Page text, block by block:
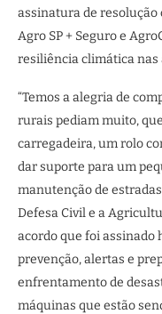
assinatura de
Agro SP + Seguro e
resiliência climática nas
“Temos a alegria de
rurais pediam muito,
carregadeira, um rolo
dar suporte para um
manutenção de
Defesa Civil e a
acordo que foi assinado
prevenção, alertas e
enfrentamento de
máquinas que estão